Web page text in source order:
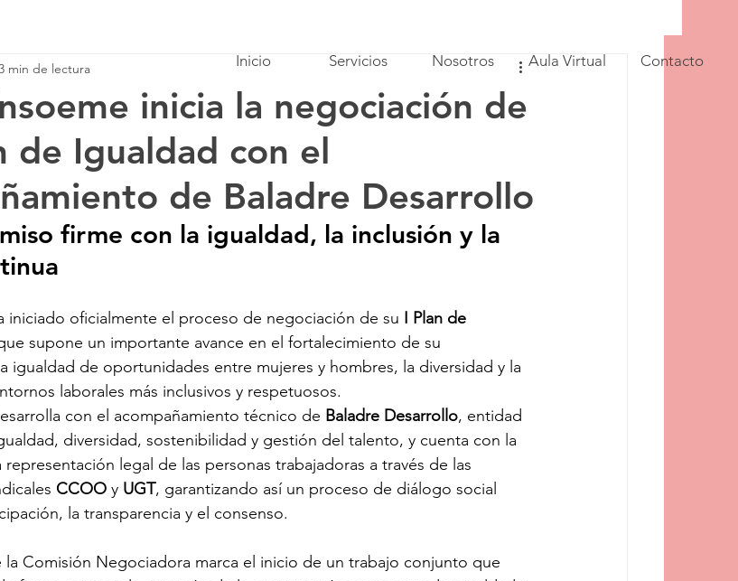
Inicio Servicios Nosotros Aula Virtual Contacto
inicia la negociación de
de Igualdad con el
de Baladre Desarrollo
min de lectura
firme con la igualdad, la inclusión y la
iniciado oficialmente el proceso de negociación de su I Plan de
supone un importante avance en el fortalecimiento de su
igualdad de oportunidades entre mujeres y hombres, la diversidad y la
laborales más inclusivos y respetuosos.
con el acompañamiento técnico de Baladre Desarrollo, entidad
diversidad, sostenibilidad y gestión del talento, y cuenta con la
legal de las personas trabajadoras a través de las
CCOO y UGT, garantizando así un proceso de diálogo social
la transparencia y el consenso.
la Comisión Negociadora marca el inicio de un trabajo conjunto que